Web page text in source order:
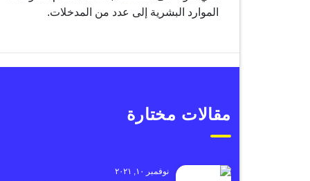
الموارد البشرية إلى عدد من المدخلات.
مقالات مختارة
نوفمبر ١٠, ٢٠٢١